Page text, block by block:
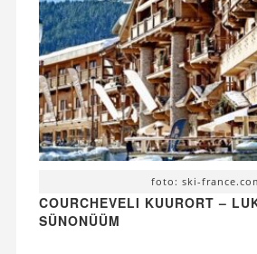
foto: ski-
COURCHEVELI KUURORT –
SÜNONÜÜM